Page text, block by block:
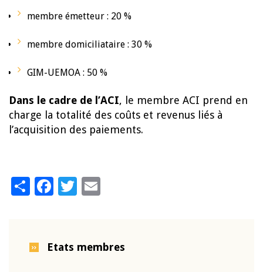
membre émetteur : 20 %
membre domiciliataire : 30 %
GIM-UEMOA : 50 %
Dans le cadre de l’ACI, le membre ACI prend en
charge la totalité des coûts et revenus liés à
l’acquisition des paiements.
ShareFacebook
Twitter
Etats membres